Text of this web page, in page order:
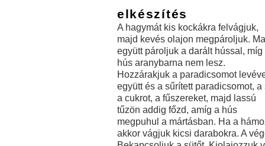
elkészítés
A hagymát kis kockákra felvágjuk,
majd kevés olajon megpároljuk.
együtt pároljuk a darált hússal, míg
hús aranybarna nem lesz.
Hozzárakjuk a paradicsomot
együtt és a sűrített paradicsomot, a
a cukrot, a fűszereket, majd lassú
tűzön addig főzd, amíg a hús
megpuhul a mártásban. Ha a
akkor vágjuk kicsi darabokra. A